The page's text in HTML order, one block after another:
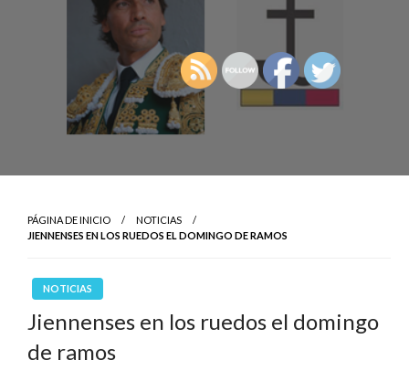
PÁGINA DE INICIO
NOTICIAS
JIENNENSES EN LOS RUEDOS EL DOMINGO DE RAMOS
NOTICIAS
Jiennenses en los ruedos el domingo
de ramos